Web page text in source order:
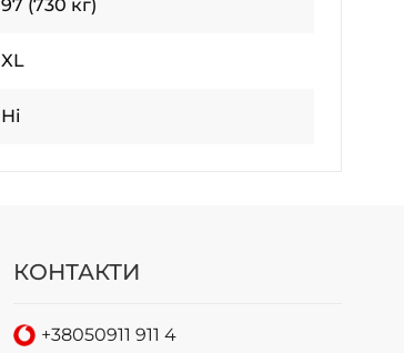
97 (730 кг)
XL
Ні
КОНТАКТИ
+38050911 911 4